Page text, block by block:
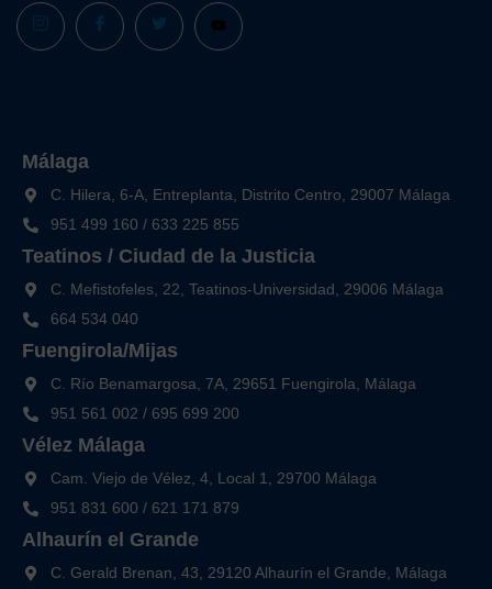
Málaga
C. Hilera, 6-A, Entreplanta, Distrito Centro, 29007 Málaga
951 499 160 / 633 225 855
Teatinos / Ciudad de la Justicia
C. Mefistofeles, 22, Teatinos-Universidad, 29006 Málaga
664 534 040
Fuengirola/Mijas
C. Río Benamargosa, 7A, 29651 Fuengirola, Málaga
951 561 002 / 695 699 200
Vélez Málaga
Cam. Viejo de Vélez, 4, Local 1, 29700 Málaga
951 831 600 / 621 171 879
Alhaurín el Grande
C. Gerald Brenan, 43, 29120 Alhaurín el Grande, Málaga